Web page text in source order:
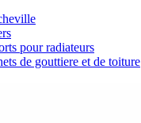
pour radiateurs
de gouttiere et de toiture